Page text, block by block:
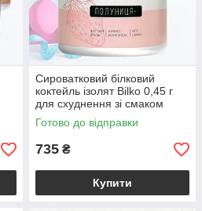
Сироватковий білковий
коктейль ізолят Bilko 0,45 г
для схуднення зі смаком
полуниця
Готово до відправки
735 ₴
Купити